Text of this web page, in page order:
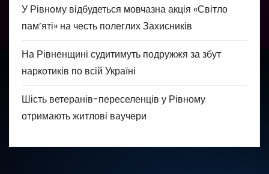
У Рівному відбудеться мовчазна акція «Світло
пам’яті» на честь полеглих Захисників
На Рівненщині судитимуть подружжя за збут
наркотиків по всій Україні
Шість ветеранів-переселенців у Рівному
отримають житлові ваучери